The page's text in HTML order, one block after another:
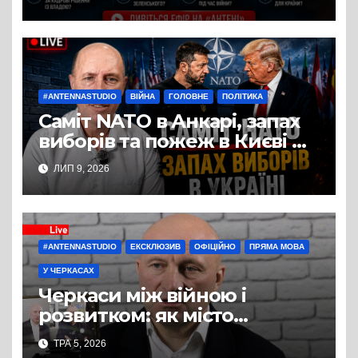
політичним експертом
Сергієм Пасічником
#ANTENNASTUDIO ВІЙНА ГОЛОВНЕ ПОЛІТИКА
Саміт NATO в Анкарі, запах
виборів та пожеж в Києві —
студія Антени, політичний
експерт Руслан Бізяєв
ЛИП 9, 2026
#ANTENNASTUDIO ЕКСКЛЮЗИВ ОФІЦІЙНО ПРЯМА МОВА
У ЧЕРКАСАХ
Черкаси між війною і
розвитком: як місто
готується до зими, вирішує
ТРА 5, 2026